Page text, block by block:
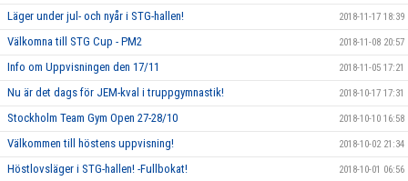
Läger under jul- och nyår i STG-hallen! 2018-11-17 18:39
Välkomna till STG Cup - PM2 2018-11-08 20:57
Info om Uppvisningen den 17/11 2018-11-05 17:21
Nu är det dags för JEM-kval i truppgymnastik! 2018-10-17 17:31
Stockholm Team Gym Open 27-28/10 2018-10-10 16:58
Välkommen till höstens uppvisning! 2018-10-02 21:34
Höstlovsläger i STG-hallen! -Fullbokat! 2018-10-01 06:56